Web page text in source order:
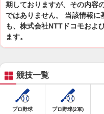
期しておりますが、その内容
ではありません。 当該情報に
も、株式会社NTTドコモおよ
ます。
競技一覧
プロ野球 プロ野球(2軍)